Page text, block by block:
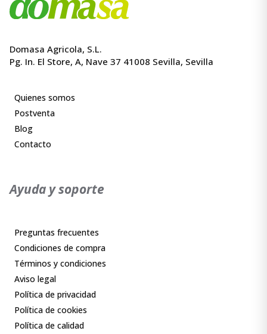
Domasa Agricola, S.L.
Pg. In. El Store, A, Nave 37 41008 Sevilla, Sevilla
Quienes somos
Postventa
Blog
Contacto
Ayuda y soporte
Preguntas frecuentes
Condiciones de compra
Términos y condiciones
Aviso legal
Política de privacidad
Política de cookies
Política de calidad